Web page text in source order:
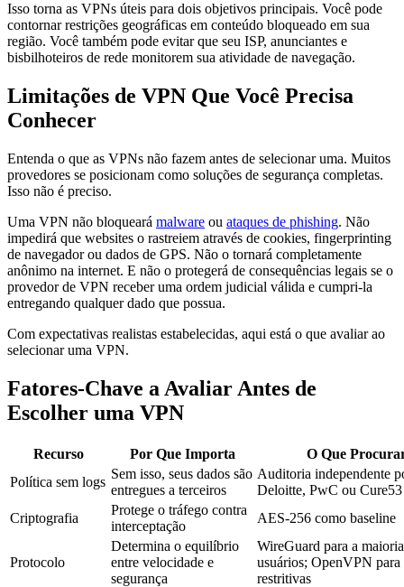
Isso torna as VPNs úteis para dois objetivos principais. Você pode
contornar restrições geográficas em conteúdo bloqueado em sua
região. Você também pode evitar que seu ISP, anunciantes e
bisbilhoteiros de rede monitorem sua atividade de navegação.
Limitações de VPN Que Você Precisa
Conhecer
Entenda o que as VPNs não fazem antes de selecionar uma. Muitos
provedores se posicionam como soluções de segurança completas.
Isso não é preciso.
Uma VPN não bloqueará malware ou ataques de phishing. Não
impedirá que websites o rastreiem através de cookies, fingerprinting
de navegador ou dados de GPS. Não o tornará completamente
anônimo na internet. E não o protegerá de consequências legais se o
provedor de VPN receber uma ordem judicial válida e cumpri-la
entregando qualquer dado que possua.
Com expectativas realistas estabelecidas, aqui está o que avaliar ao
selecionar uma VPN.
Fatores-Chave a Avaliar Antes de
Escolher uma VPN
Recurso Por Que Importa
O Que
Política sem logs
Sem isso, seus dados são
entregues a terceiros
Auditoria independente
Deloitte, PwC ou Cure53
Criptografia
Protege o tráfego contra
interceptação
AES-256 como baseline
Protocolo
Determina o equilíbrio
entre velocidade e
segurança
WireGuard para a
usuários; OpenVPN para
restritivas